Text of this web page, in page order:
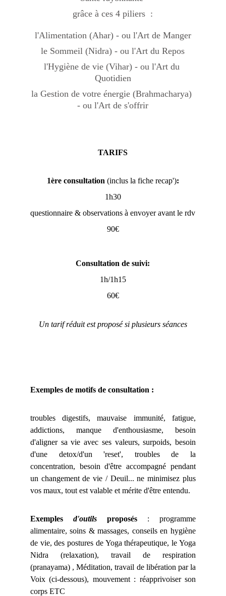
TARIFS
1ère consultation (inclus la fiche recap'):
1h30
questionnaire & observations à envoyer avant le rdv
90€
Consultation de suivi:
1h/1h15
60€
Un tarif réduit est proposé si plusieurs séances
grâce à ces 4 piliers  :
l'Alimentation (Ahar) - ou l'Art de Manger
le Sommeil (Nidra) - ou l'Art du Repos
l'Hygiène de vie (Vihar) - ou l'Art du
Quotidien
la Gestion de votre énergie (Brahmacharya)
- ou l'Art de s'offrir
Exemples de motifs de consultation :
troubles digestifs, mauvaise immunité, fatigue,
addictions, manque d'enthousiasme, besoin
d'aligner sa vie avec ses valeurs, surpoids, besoin
d'une detox/d'un 'reset', troubles de la
concentration, besoin d'être accompagné pendant
un changement de vie / Deuil... ne minimisez plus
vos maux, tout est valable et mérite d'être entendu.
Exemples d'outils proposés : programme
alimentaire, soins & massages, conseils en hygiène
de vie, des postures de Yoga thérapeutique, le Yoga
Nidra (relaxation), travail de respiration
(pranayama) , Méditation, travail de libération par la
Voix (ci-dessous), mouvement : réapprivoiser son
corps ETC